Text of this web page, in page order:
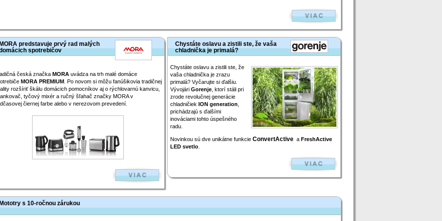
MORA predstavuje prvý rad malých
spotrebičov
česká značka MORA uvádza na trh malé domáce
MORA PREMIUM. Po novom si môžu fanúšikovia tradičnej
rozšíriť škálu domácich pomocníkov aj o rýchlovarnú kanvicu,
tyčový mixér a ručný šľahač značky MORA v
čiernej farbe alebo v nerezovom prevedení.
Chystáte oslavu a zistili ste, že vaša
chladnička je primalá?
Chystáte oslavu a zistili ste, že
vaša chladnička je zrazu
primalá? Vyčarujte si ďalšiu.
Vývojári Gorenje, ktorí stáli pri
zrode revolučnej generácie
chladničiek ION generation
prichádzajú s ďalšími
inováciami tohto úspešného
radu.
Novinkou sú dve unikátne funkcie ConvertActive a FreshActive
LED svetlo.
Mototry s 10-ročnou zárukou